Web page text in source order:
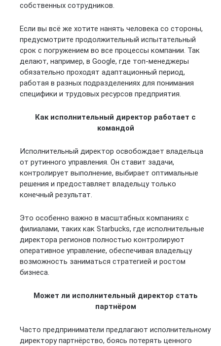
собственных сотрудников.
Если вы всё же хотите нанять человека со стороны,
предусмотрите продолжительный испытательный
срок с погружением во все процессы компании. Так
делают, например, в Google, где топ-менеджеры
обязательно проходят адаптационный период,
работая в разных подразделениях для понимания
специфики и трудовых ресурсов предприятия.
Как исполнительный директор работает с
командой
Исполнительный директор освобождает владельца
от рутинного управления. Он ставит задачи,
контролирует выполнение, выбирает оптимальные
решения и предоставляет владельцу только
конечный результат.
Это особенно важно в масштабных компаниях с
филиалами, таких как Starbucks, где исполнительные
директора регионов полностью контролируют
оперативное управление, обеспечивая владельцу
возможность заниматься стратегией и ростом
бизнеса.
Может ли исполнительный директор стать
партнёром
Часто предприниматели предлагают исполнительному
директору партнёрство, боясь потерять ценного